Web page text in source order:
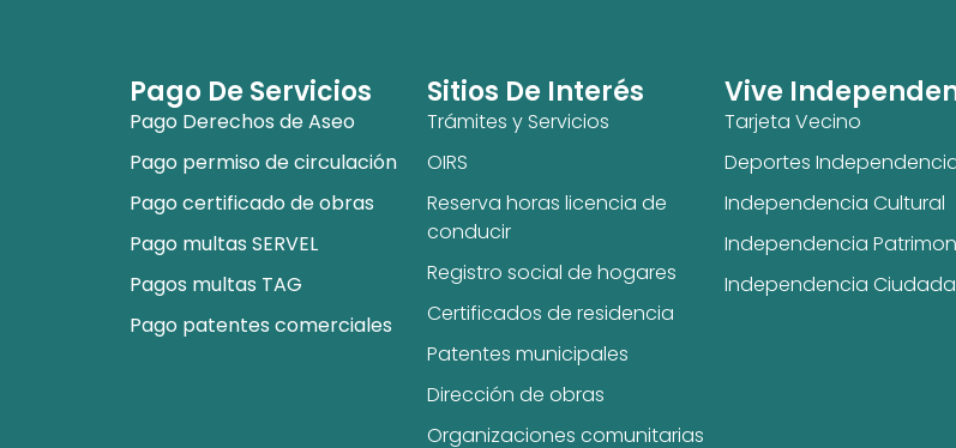
Pago De Servicios
Pago Derechos de Aseo
Pago permiso de circulación
Pago certificado de obras
Pago multas SERVEL
Pagos multas TAG
Pago patentes comerciales
Sitios De Interés
Trámites y Servicios
OIRS
Reserva horas licencia de
conducir
Registro social de hogares
Certificados de residencia
Patentes municipales
Dirección de obras
Organizaciones comunitarias
Vive
Tarjeta Vecino
Deportes
Independencia Cultural
Independencia
Independencia